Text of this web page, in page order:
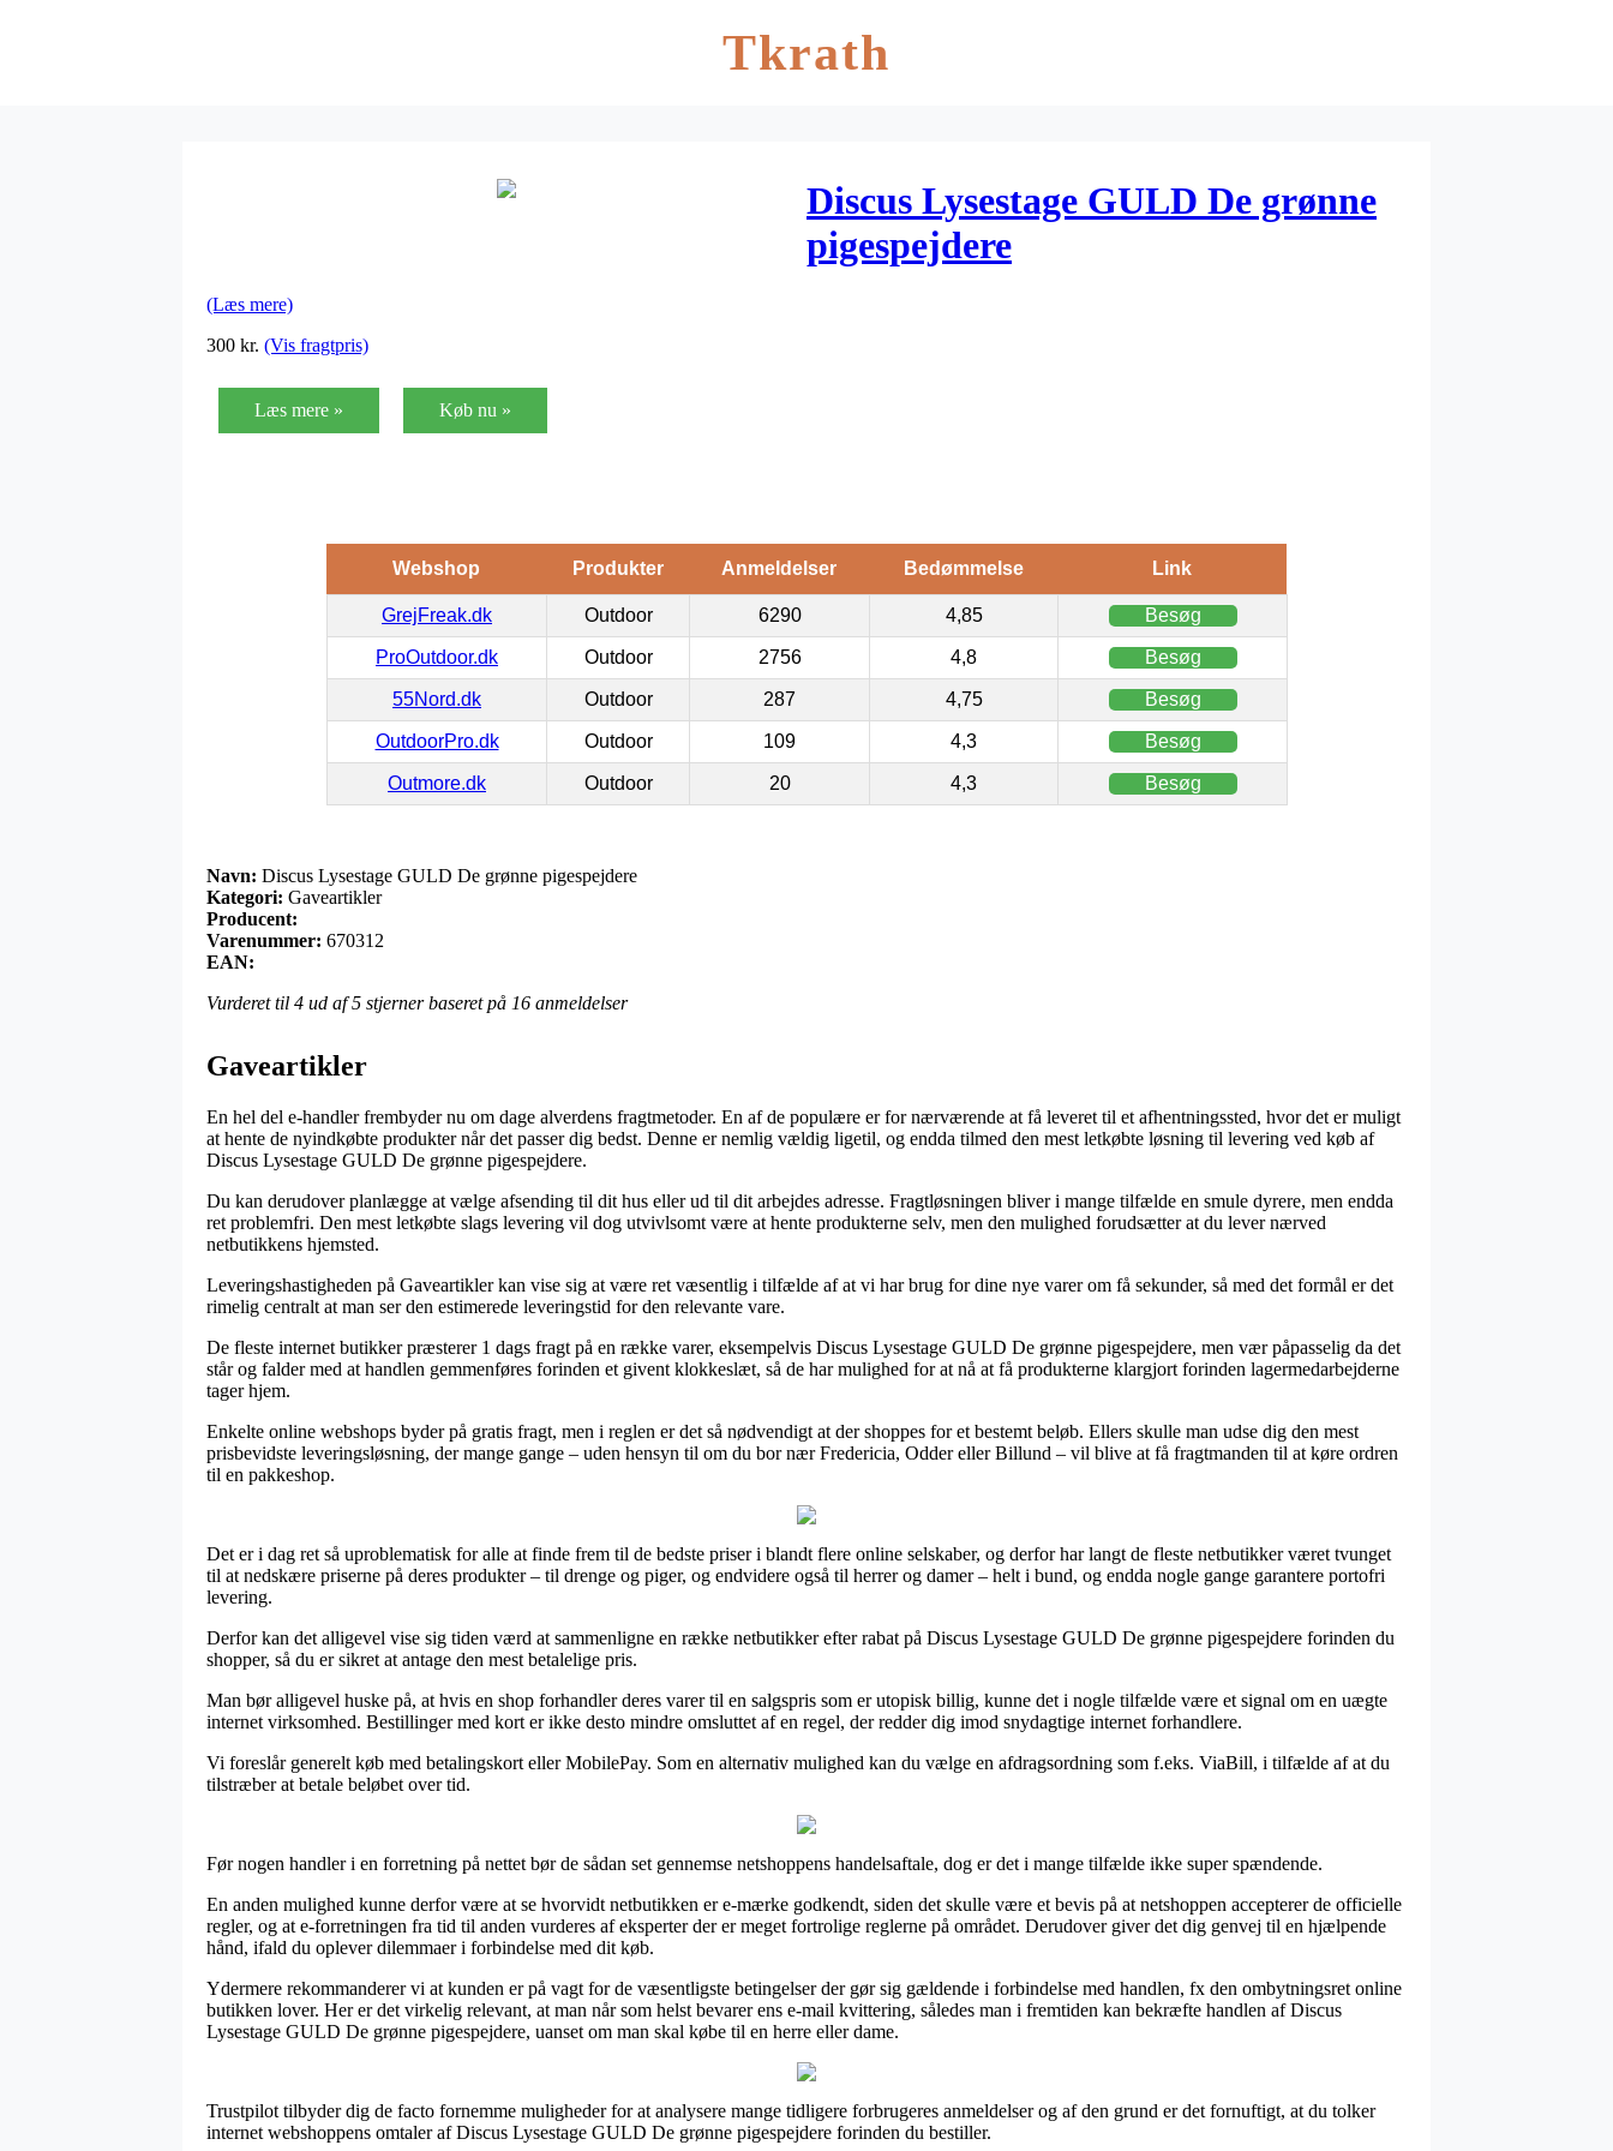
Tkrath
Discus Lysestage GULD De grønne
pigespejdere
(Læs mere)
300 kr. (Vis fragtpris)
Læs mere » Køb nu »
Webshop Produkter Anmeldelser Bedømmelse Link
GrejFreak.dk Outdoor 6290 4,85 Besøg
ProOutdoor.dk Outdoor 2756 4,8 Besøg
55Nord.dk Outdoor 287 4,75 Besøg
OutdoorPro.dk Outdoor 109 4,3 Besøg
Outmore.dk Outdoor 20 4,3 Besøg
Navn: Discus Lysestage GULD De grønne pigespejdere
Kategori: Gaveartikler
Producent:
Varenummer: 670312
EAN:
Vurderet til 4 ud af 5 stjerner baseret på 16 anmeldelser
Gaveartikler
En hel del e-handler frembyder nu om dage alverdens fragtmetoder. En af de populære er for nærværende at få leveret til et afhentningssted, hvor det er muligt
at hente de nyindkøbte produkter når det passer dig bedst. Denne er nemlig vældig ligetil, og endda tilmed den mest letkøbte løsning til levering ved køb af
Discus Lysestage GULD De grønne pigespejdere.
Du kan derudover planlægge at vælge afsending til dit hus eller ud til dit arbejdes adresse. Fragtløsningen bliver i mange tilfælde en smule dyrere, men endda
ret problemfri. Den mest letkøbte slags levering vil dog utvivlsomt være at hente produkterne selv, men den mulighed forudsætter at du lever nærved
netbutikkens hjemsted.
Leveringshastigheden på Gaveartikler kan vise sig at være ret væsentlig i tilfælde af at vi har brug for dine nye varer om få sekunder, så med det formål er det
rimelig centralt at man ser den estimerede leveringstid for den relevante vare.
De fleste internet butikker præsterer 1 dags fragt på en række varer, eksempelvis Discus Lysestage GULD De grønne pigespejdere, men vær påpasselig da det
står og falder med at handlen gemmenføres forinden et givent klokkeslæt, så de har mulighed for at nå at få produkterne klargjort forinden lagermedarbejderne
tager hjem.
Enkelte online webshops byder på gratis fragt, men i reglen er det så nødvendigt at der shoppes for et bestemt beløb. Ellers skulle man udse dig den mest
prisbevidste leveringsløsning, der mange gange – uden hensyn til om du bor nær Fredericia, Odder eller Billund – vil blive at få fragtmanden til at køre ordren
til en pakkeshop.
Det er i dag ret så uproblematisk for alle at finde frem til de bedste priser i blandt flere online selskaber, og derfor har langt de fleste netbutikker været tvunget
til at nedskære priserne på deres produkter – til drenge og piger, og endvidere også til herrer og damer – helt i bund, og endda nogle gange garantere portofri
levering.
Derfor kan det alligevel vise sig tiden værd at sammenligne en række netbutikker efter rabat på Discus Lysestage GULD De grønne pigespejdere forinden du
shopper, så du er sikret at antage den mest betalelige pris.
Man bør alligevel huske på, at hvis en shop forhandler deres varer til en salgspris som er utopisk billig, kunne det i nogle tilfælde være et signal om en uægte
internet virksomhed. Bestillinger med kort er ikke desto mindre omsluttet af en regel, der redder dig imod snydagtige internet forhandlere.
Vi foreslår generelt køb med betalingskort eller MobilePay. Som en alternativ mulighed kan du vælge en afdragsordning som f.eks. ViaBill, i tilfælde af at du
tilstræber at betale beløbet over tid.
Før nogen handler i en forretning på nettet bør de sådan set gennemse netshoppens handelsaftale, dog er det i mange tilfælde ikke super spændende.
En anden mulighed kunne derfor være at se hvorvidt netbutikken er e-mærke godkendt, siden det skulle være et bevis på at netshoppen accepterer de officielle
regler, og at e-forretningen fra tid til anden vurderes af eksperter der er meget fortrolige reglerne på området. Derudover giver det dig genvej til en hjælpende
hånd, ifald du oplever dilemmaer i forbindelse med dit køb.
Ydermere rekommanderer vi at kunden er på vagt for de væsentligste betingelser der gør sig gældende i forbindelse med handlen, fx den ombytningsret online
butikken lover. Her er det virkelig relevant, at man når som helst bevarer ens e-mail kvittering, således man i fremtiden kan bekræfte handlen af Discus
Lysestage GULD De grønne pigespejdere, uanset om man skal købe til en herre eller dame.
Trustpilot tilbyder dig de facto fornemme muligheder for at analysere mange tidligere forbrugeres anmeldelser og af den grund er det fornuftigt, at du tolker
internet webshoppens omtaler af Discus Lysestage GULD De grønne pigespejdere forinden du bestiller.